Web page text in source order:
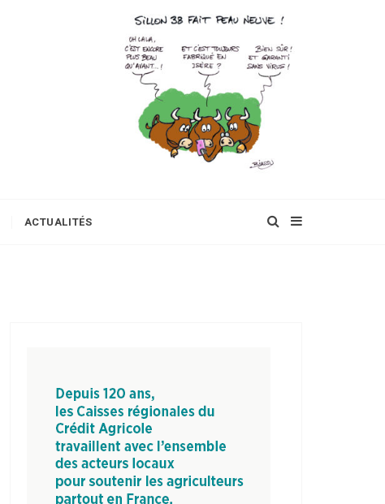
ACTUALITÉS